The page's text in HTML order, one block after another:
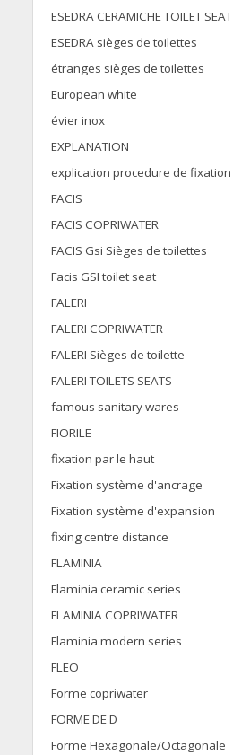
ESEDRA CERAMICHE TOILET SEAT
ESEDRA sièges de toilettes
étranges sièges de toilettes
European white
évier inox
EXPLANATION
explication procedure de fixation
FACIS
FACIS COPRIWATER
FACIS Gsi Sièges de toilettes
Facis GSI toilet seat
FALERI
FALERI COPRIWATER
FALERI Sièges de toilette
FALERI TOILETS SEATS
famous sanitary wares
FIORILE
fixation par le haut
Fixation système d'ancrage
Fixation système d'expansion
fixing centre distance
FLAMINIA
Flaminia ceramic series
FLAMINIA COPRIWATER
Flaminia modern series
FLEO
Forme copriwater
FORME DE D
Forme Hexagonale/Octagonale